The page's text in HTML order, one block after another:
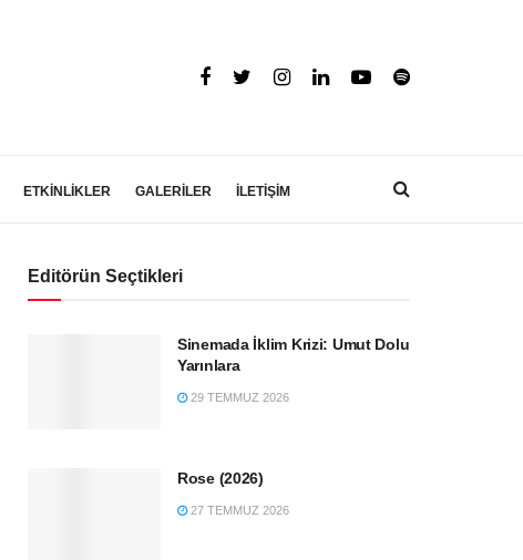
ETKİNLİKLER GALERİLER İLETİŞİM
Editörün Seçtikleri
Sinemada İklim Krizi: Umut Dolu
Yarınlara
29 TEMMUZ 2026
Rose (2026)
27 TEMMUZ 2026